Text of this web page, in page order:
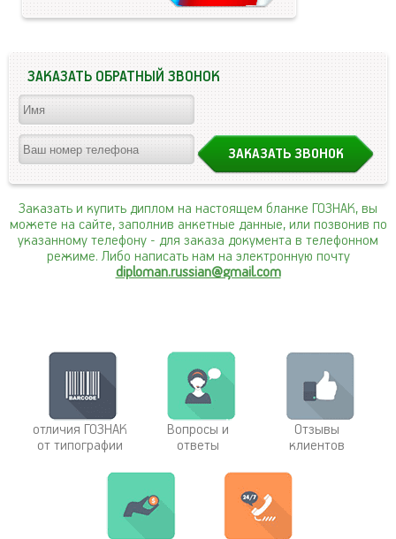
ЗАКАЗАТЬ ОБРАТНЫЙ ЗВОНОК
Заказать и купить диплом на настоящем бланке ГОЗНАК, вы
можете на сайте, заполнив анкетные данные, или позвонив по
указанному телефону - для заказа документа в телефонном
режиме. Либо написать нам на электронную почту
diploman.russian@gmail.com
отличия ГОЗНАК
от типографии
Вопросы и
ответы
Отзывы
клиентов